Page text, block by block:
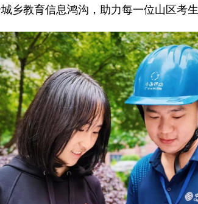
乡教育信息鸿沟，助力每一位山区考